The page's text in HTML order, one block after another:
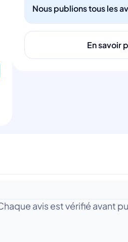
Nous publions tous les
En savoir
avis est vérifié avant